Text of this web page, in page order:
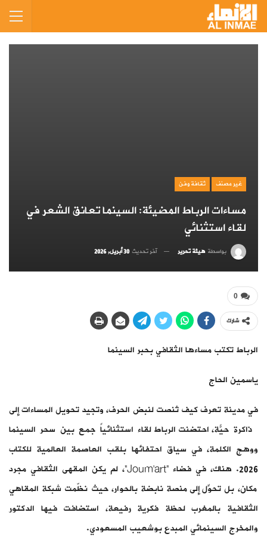
غير مصنف ثقافة وفن
مساءات الرباط المضيئة: السينما تعانق الشعر في
لقاء استثنائي
بواسطة هيئة تحرير آخر تحديث 30 أبريل, 2026
0
شارك
الرباط تكتب مساءها الثقافي بحبر السينما
ياسمين الحاج
في مدينة تعرف كيف تُنصت لنبض الحرف، وتجيد تحويل المساءات إلى
ذاكرة حيّة، احتضنت الرباط لقاءً استثنائياً جمع بين سحر السينما
ووهج الكلمة، في سياق احتفائها بلقب العاصمة العالمية للكتاب
2026. هناك، في فضاء “Joum’art”، لم يكن المقهى الثقافي مجرد
مكان، بل تحوّل إلى منصةٍ نابضة بالحوار، حيث نظّمت شبكة المقاهي
الثقافية بالمغرب لحظة فكرية رفيعة، استضافت فيها الدكتور
والمخرج السينمائي المبدع بوشعيب المسعودي.